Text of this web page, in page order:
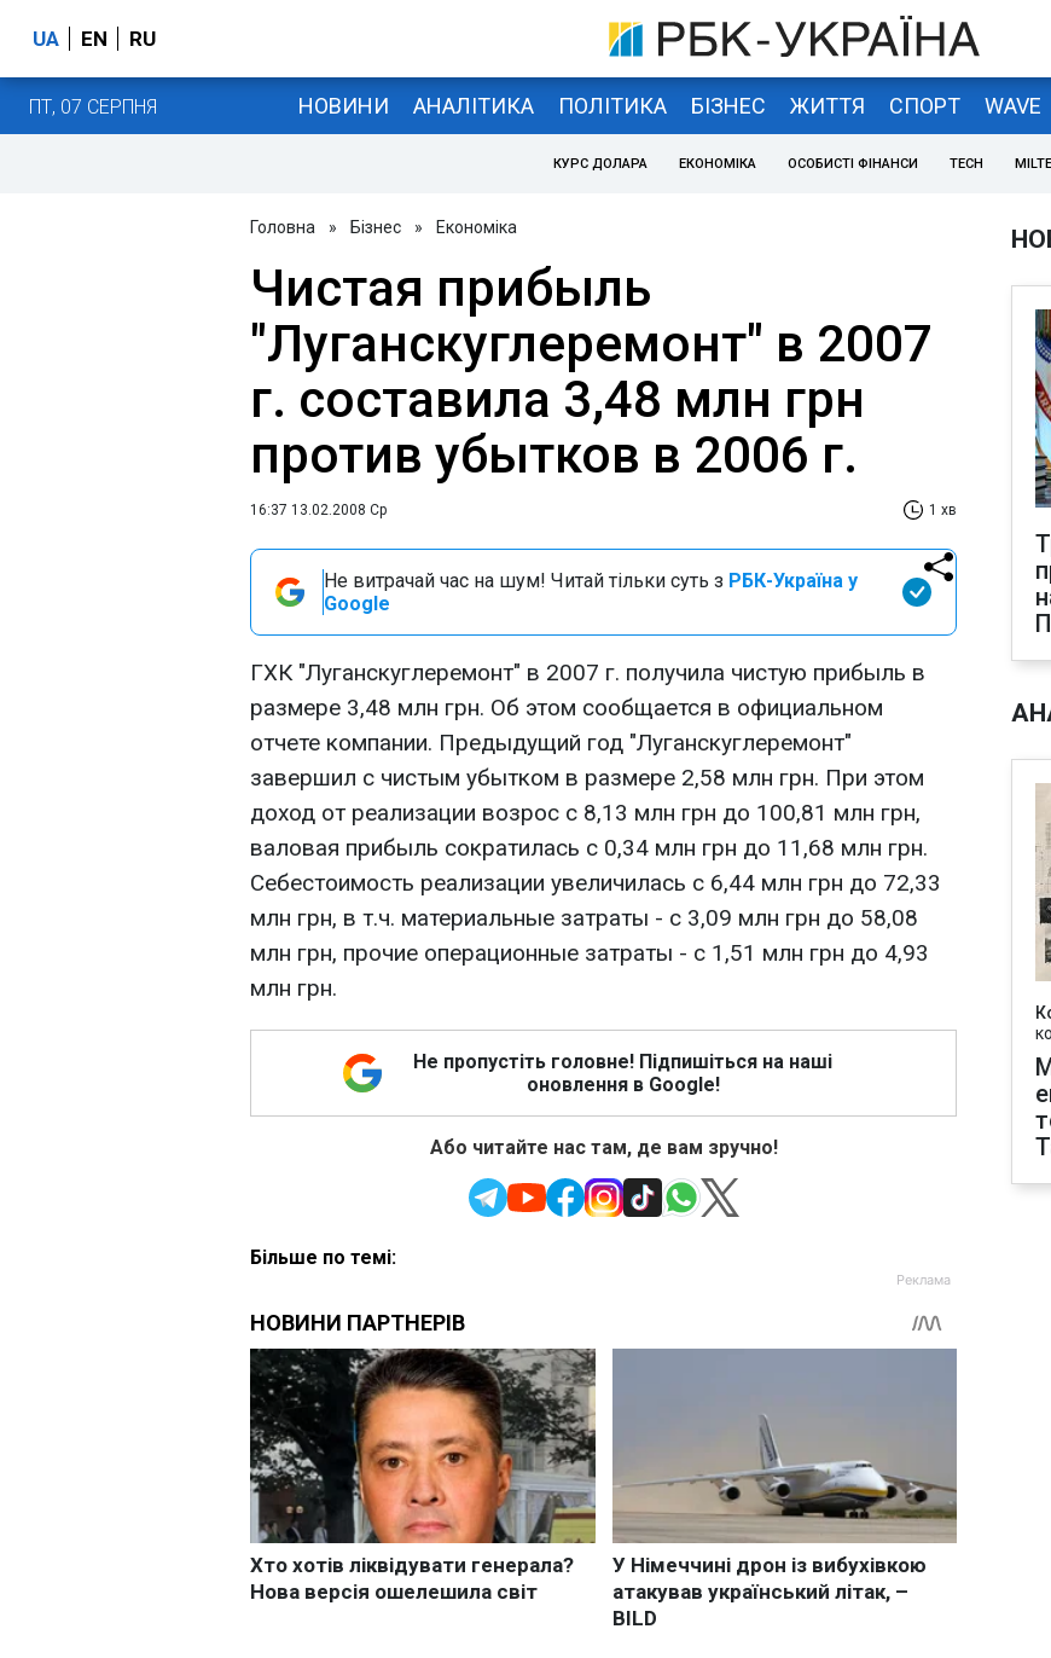
UA EN RU
ПТ, 07 СЕРПНЯ НОВИНИ АНАЛІТИКА ПОЛІТИКА БІЗНЕС ЖИТТЯ СПОРТ WAVE
КУРС ДОЛАРА ЕКОНОМІКА ОСОБИСТІ ФІНАНСИ TECH
Головна » Бізнес » Економіка
Чистая прибыль
"Луганскуглеремонт" в 2007
г. составила 3,48 млн грн
против убытков в 2006 г.
16:37 13.02.2008 Ср 1 хв
Не витрачай час на шум! Читай тільки суть з РБК-Україна у
Google
ГХК "Луганскуглеремонт" в 2007 г. получила чистую прибыль в
размере 3,48 млн грн. Об этом сообщается в официальном
отчете компании. Предыдущий год "Луганскуглеремонт"
завершил с чистым убытком в размере 2,58 млн грн. При этом
доход от реализации возрос с 8,13 млн грн до 100,81 млн грн,
валовая прибыль сократилась с 0,34 млн грн до 11,68 млн грн.
Себестоимость реализации увеличилась с 6,44 млн грн до 72,33
млн грн, в т.ч. материальные затраты - с 3,09 млн грн до 58,08
млн грн, прочие операционные затраты - с 1,51 млн грн до 4,93
млн грн.
Не пропустіть головне! Підпишіться на наші
оновлення в Google!
Або читайте нас там, де вам зручно!
Більше по темі: